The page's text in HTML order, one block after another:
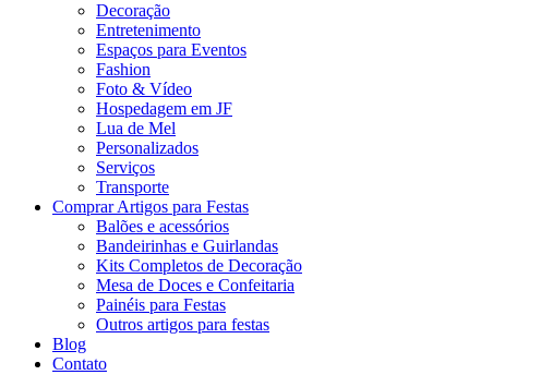
Decoração
Entretenimento
Espaços para Eventos
Fashion
Foto & Vídeo
Hospedagem em JF
Lua de Mel
Personalizados
Serviços
Transporte
Comprar Artigos para Festas
Balões e acessórios
Bandeirinhas e Guirlandas
Kits Completos de Decoração
Mesa de Doces e Confeitaria
Painéis para Festas
Outros artigos para festas
Blog
Contato